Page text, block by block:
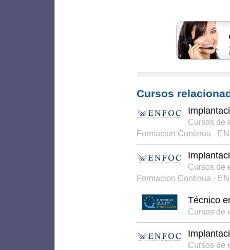
Cursos
Cursos de
Formacion Continua -
Cursos de
Formacion Continua -
Técnico
Cursos de
Cursos de